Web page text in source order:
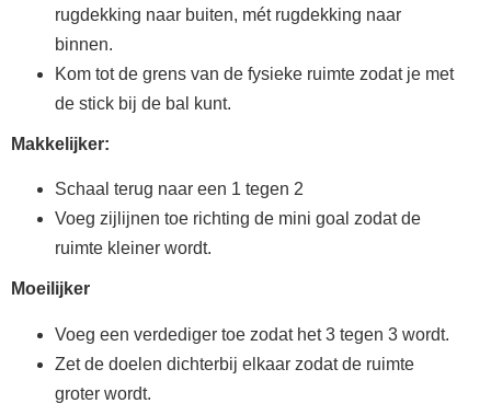
rugdekking naar buiten, mét rugdekking naar
binnen.
Kom tot de grens van de fysieke ruimte zodat je met
de stick bij de bal kunt.
Makkelijker:
Schaal terug naar een 1 tegen 2
Voeg zijlijnen toe richting de mini goal zodat de
ruimte kleiner wordt.
Moeilijker
Voeg een verdediger toe zodat het 3 tegen 3 wordt.
Zet de doelen dichterbij elkaar zodat de ruimte
groter wordt.